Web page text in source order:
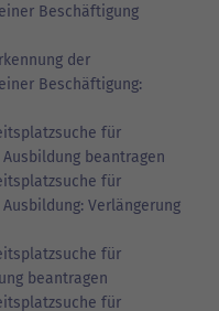
Beschäftigung
der
Beschäftigung:
für
beantragen
für
Verlängerung
für
beantragen
für